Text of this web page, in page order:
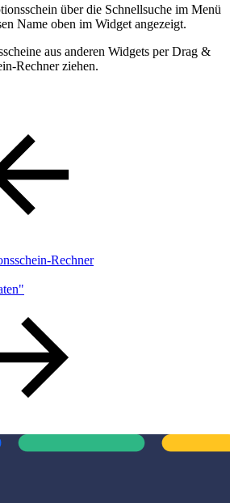
über die Schnellsuche im Menü
Name oben im Widget angezeigt.
aus anderen Widgets per Drag &
Rechner ziehen.
Rechner